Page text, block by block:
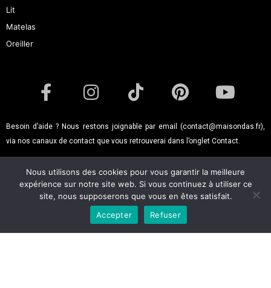
Lit
Matelas
Oreiller
a
e
b
o
o
k
f
n
t
a
g
r
a
m
i
t
o
i
t
e
r
e
s
t
o
t
u
b
e
Besoin d’aide ? Nous restons joignable par email (contact@maisondas.fr),
via nos canaux de contact que vous retrouverai dans l’onglet Contact
Aide & Contact CGV CGU
Politique de cookies Garantie des produits
Nous utilisons des cookies pour vous garantir la meilleure
expérience sur notre site web. Si vous continuez à utiliser ce
site, nous supposerons que vous en êtes satisfait.
Accepter
Refuser